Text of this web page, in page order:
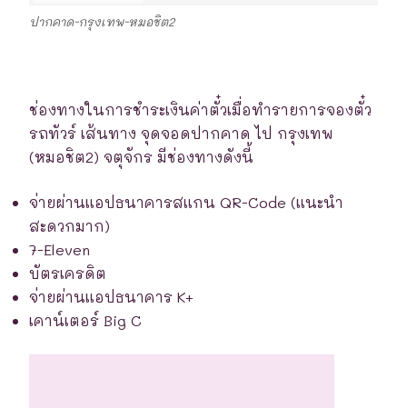
ปากคาด-กรุงเทพ-หมอชิต2
ช่องทางในการชำระเงินค่าตั๋วเมื่อทำรายการจองตั๋ว
รถทัวร์ เส้นทาง จุดจอดปากคาด ไป กรุงเทพ
(หมอชิต2) จตุจักร มีช่องทางดังนี้
จ่ายผ่านแอปธนาคารสแกน QR-Code (แนะนำ
สะดวกมาก)
7-Eleven
บัตรเครดิต
จ่ายผ่านแอปธนาคาร K+
เคาน์เตอร์ Big C